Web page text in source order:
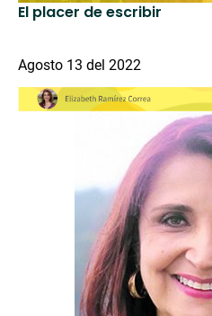
El placer de escribir
Agosto 13 del 2022